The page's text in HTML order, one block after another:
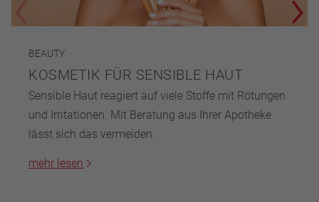
BEAUTY
KOSMETIK FÜR SENSIBLE HAUT
Sensible Haut reagiert auf viele Stoffe mit Rötungen
und Irritationen. Mit Beratung aus Ihrer Apotheke
lässt sich das vermeiden.
mehr lesen